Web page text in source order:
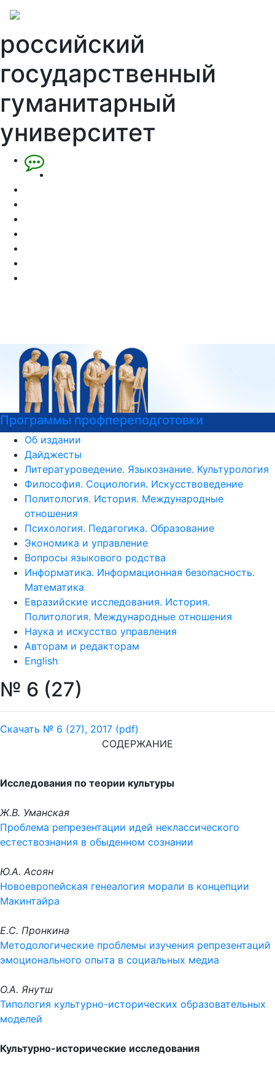
российский
государственный
гуманитарный
университет
Узнайте все о поступлении!
Об издании
Дайджесты
Литературоведение. Языкознание. Культурология
Философия. Социология. Искусствоведение
Политология. История. Международные
отношения
Психология. Педагогика. Образование
Экономика и управление
Вопросы языкового родства
Информатика. Информационная безопасность.
Математика
Евразийские исследования. История.
Политология. Международные отношения
Наука и искусство управления
Авторам и редакторам
English
№ 6 (27)
Скачать № 6 (27), 2017 (pdf)
СОДЕРЖАНИЕ
Исследования по теории культуры
Ж.В. Уманская
Проблема репрезентации идей неклассического
естествознания в обыденном сознании
Ю.А. Асоян
Новоевропейская генеалогия морали в концепции
Макинтайра
Е.С. Пронкина
Методологические проблемы изучения репрезентаций
эмоционального опыта в социальных медиа
О.А. Янутш
Типология культурно-исторических образовательных
моделей
Культурно-исторические исследования